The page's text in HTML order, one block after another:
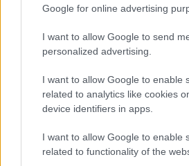
Google for online advertising
I want to allow Google to send
personalized advertising.
I want to allow Google to enable
related to analytics like cookies
device identifiers in apps.
I want to allow Google to enable
related to functionality of the
Pausa caffè
soluzione ideale per la
Monte Pino, la fine di un
rinascita della strada che
Raid nelle campagne di